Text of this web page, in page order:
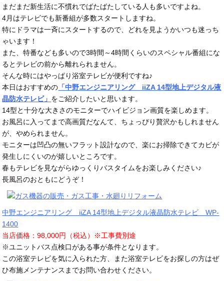
まだまだ新生活に不慣れでばたばたしている人も多いですよね。
4月はテレビでも新番組が多数スタートしますね。
特にドラマは一斉にスタートするので、どれを見ようかいつも迷っち
ゃいます！
また、特番なども多いので3時間～4時間くらいのスペシャル番組にな
るとテレビの前から離れられません。
そんな時にはやっぱり浴室テレビが便利ですね♪
本日はおすすめの 「中野エンジニアリング iiZA 14型地上デジタル液
晶防水テレビ」 をご紹介したいと思います。
14型と十分な大きさのモニターでハイビジョン画質を楽しめます。
お風呂に入ってまで高画質だなんて、ちょっぴり贅沢かもしれません
が、やめられません。
モニターは凹凸の無いフラット設計なので、楽にお掃除できてカビが
発生しにくいのが嬉しいところです。
春もテレビを見ながらゆっくりバスタイムをお楽しみください♪
長風呂のおともにどうぞ！
中野エンジニアリング iiZA 14型地上デジタル液晶防水テレビ WP-
1400
当店価格：98,000円（税込）※工事費別途
※ユニットバス点検口がある事が条件となります。
この浴室テレビを気に入られた方、また浴室テレビをお探しの方はぜ
ひ布施メンテナンスまでお問い合わせください。